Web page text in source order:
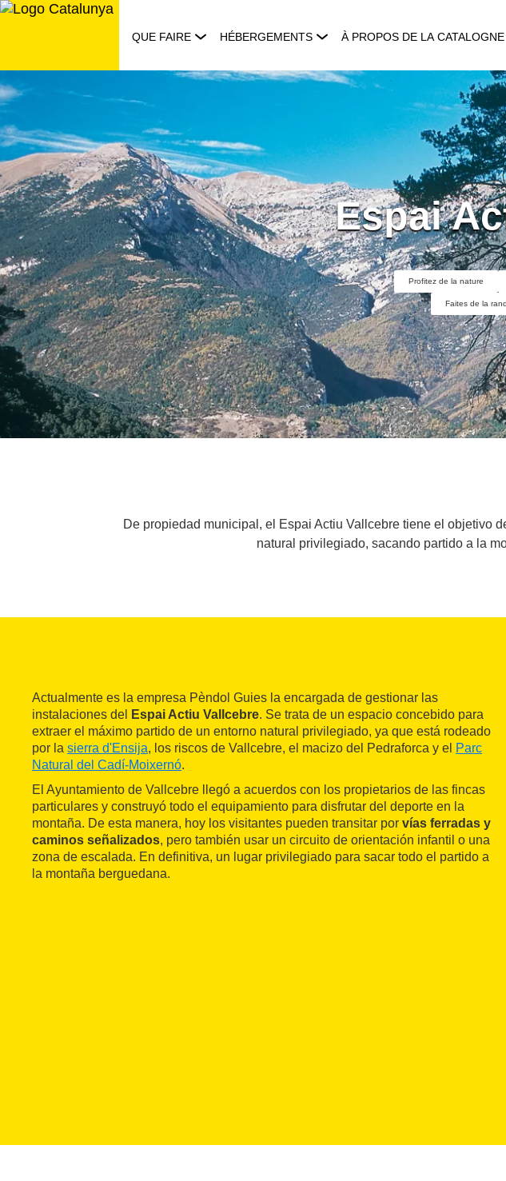
Aller
QUE FAIRE HÉBERGEMENTS À PROPOS DE LA CATALOGNE
Espai
Profitez de la nature
Faites de la
De propiedad municipal, el Espai Actiu Vallcebre tiene el objetivo
natural privilegiado, sacando partido a la
Actualmente es la empresa Pèndol Guies la encargada de gestionar las
instalaciones del
Espai Actiu Vallcebre. Se trata de un espacio concebido para
extraer el máximo partido de un entorno natural privilegiado, ya que está rodeado
por la sierra d'Ensija, los riscos de Vallcebre, el macizo del Pedraforca y el Parc
Natural del Cadí-Moixernó.
El Ayuntamiento de Vallcebre llegó a acuerdos con los propietarios de las fincas
particulares y construyó todo el equipamiento para disfrutar del deporte en la
montaña. De esta manera, hoy los visitantes pueden transitar por vías ferradas y
caminos señalizados, pero también usar un circuito de orientación infantil o una
zona de escalada. En definitiva, un lugar privilegiado para sacar todo el partido a
la montaña berguedana.